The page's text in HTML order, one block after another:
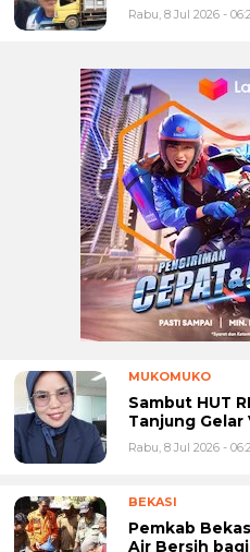
Rabu, 8 Jul 2026 -
MUKOMUKO
Sambut HUT
Tanjung Gelar
Rabu, 8 Jul 2026 -
BEKASI
Pemkab
Air Bersih